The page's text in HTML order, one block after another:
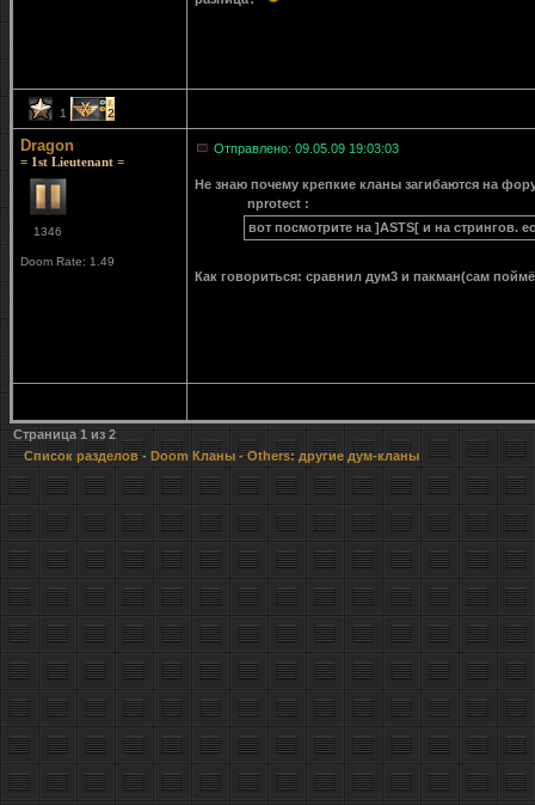
1 2
Dragon
= 1st Lieutenant =
1346
Doom Rate: 1.49
Отправлено: 09.05.09 19:03:03
Не знаю почему крепкие кланы загибаются на
nprotect :
вот посмотрите на ]ASTS[ и на стрингов.
Как говориться: сравнил дум3 и пакман(сам
Страница 1 из 2
Список разделов- Doom Кланы - Others: другие дум-кланы